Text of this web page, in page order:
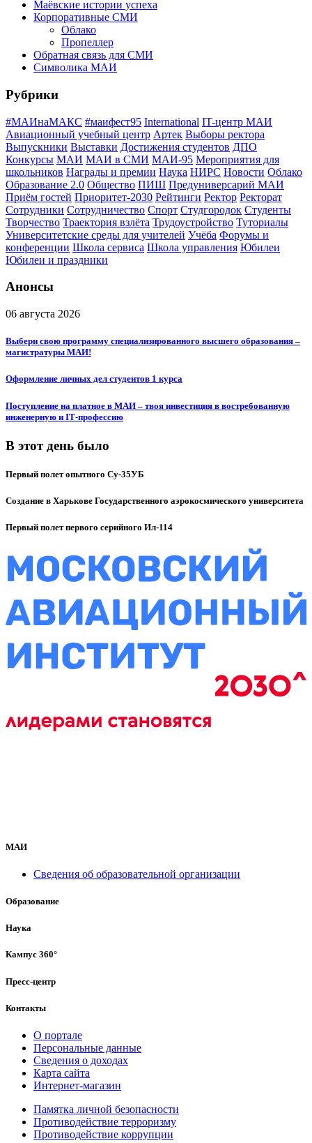
Маёвские истории успеха
Корпоративные СМИ
Облако
Пропеллер
Обратная связь для СМИ
Символика МАИ
Рубрики
#МАИнаМАКС #маифест95 International IT-центр МАИ
Авиационный учебный центр Артек Выборы ректора
Выпускники Выставки Достижения студентов ДПО
Конкурсы МАИ МАИ в СМИ МАИ-95 Мероприятия для
школьников Награды и премии Наука НИРС Новости Облако
Образование 2.0 Общество ПИШ Предуниверсарий МАИ
Приём гостей Приоритет-2030 Рейтинги Ректор Ректорат
Сотрудники Сотрудничество Спорт Студгородок Студенты
Творчество Траектория взлёта Трудоустройство Туториалы
Университетские среды для учителей Учёба Форумы и
конференции Школа сервиса Школа управления Юбилеи
Юбилеи и праздники
Анонсы
06 августа 2026
Выбери свою программу специализированного высшего образования –
магистратуры МАИ!
Оформление личных дел студентов 1 курса
Поступление на платное в МАИ – твоя инвестиция в востребованную
инженерную и IT‑профессию
В этот день было
Первый полет опытного Су-35УБ
Создание в Харькове Государственного аэрокосмического университета
Первый полет первого серийного Ил-114
МАИ
Сведения об образовательной организации
Образование
Наука
Кампус 360°
Пресс-центр
Контакты
О портале
Персональные данные
Сведения о доходах
Карта сайта
Интернет-магазин
Памятка личной безопасности
Противодействие терроризму
Противодействие коррупции